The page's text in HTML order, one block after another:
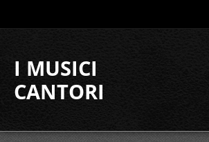
I MUSICI
CANTORI